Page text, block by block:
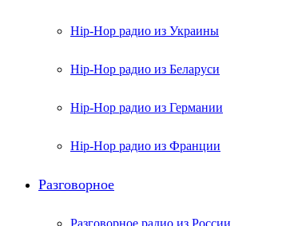
Hip-Hop радио из Украины
Hip-Hop радио из Беларуси
Hip-Hop радио из Германии
Hip-Hop радио из Франции
Разговорное
Разговорное радио из России